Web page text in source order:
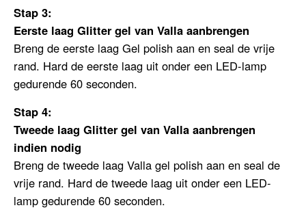
Stap 3:
Eerste laag Glitter gel van Valla aanbrengen
Breng de eerste laag Gel polish aan en seal de vrije
rand. Hard de eerste laag uit onder een LED-lamp
gedurende 60 seconden.
Stap 4:
Tweede laag Glitter gel van Valla aanbrengen
indien nodig
Breng de tweede laag Valla gel polish aan en seal de
vrije rand. Hard de tweede laag uit onder een LED-
lamp gedurende 60 seconden.